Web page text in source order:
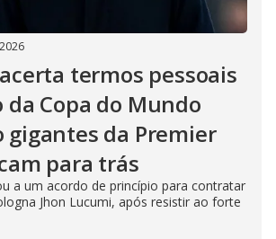
termos pessoais
da Copa do Mundo
da Premier
para trás
a um acordo de princípio para contratar
Jhon Lucumi, após resistir ao forte